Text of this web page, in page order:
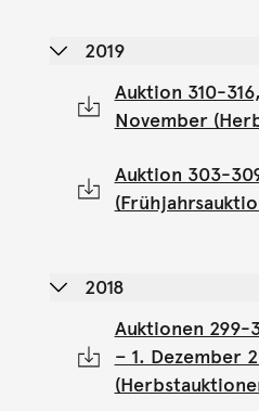
2019
Auktion 310-
November
Auktion 303-
2018
Auktionen 299-
– 1. Dezember